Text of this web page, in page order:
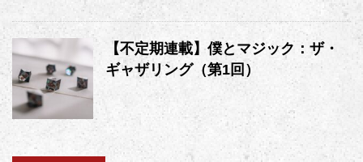
【不定期連載】僕とマジック：ザ・
ギャザリング（第1回）